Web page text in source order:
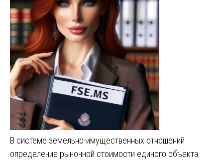
В системе земельно-имущественных отношений
определение рыночной стоимости единого объекта